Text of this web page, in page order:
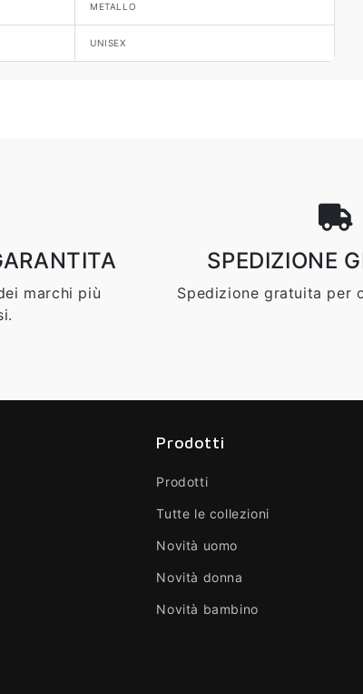
METALLO
UNISEX
marchi più
SPEDIZIONE
Spedizione gratuita per
Prodotti
Prodotti
Tutte le collezioni
Novità uomo
Novità donna
Novità bambino